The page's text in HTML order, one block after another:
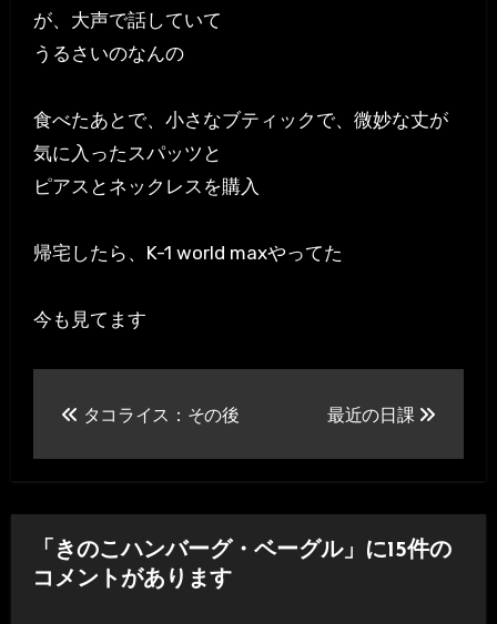
が、大声で話していて
うるさいのなんの
食べたあとで、小さなブティックで、微妙な丈が
気に入ったスパッツと
ピアスとネックレスを購入
帰宅したら、K-1 world maxやってた
今も見てます
ビ
ゲ
タコライス：その後 最近の日課
「きのこハンバーグ・ベーグル」に15件の
コメントがあります